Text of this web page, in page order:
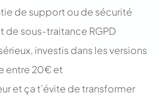
de support ou de sécurité
de sous-traitance RGPD
investis dans les versions
entre 20€ et
et ça t’évite de transformer